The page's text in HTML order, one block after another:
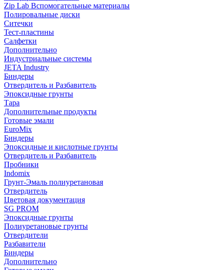
Zip Lab Вспомогательные материалы
Полировальные диски
Ситечки
Тест-пластины
Салфетки
Дополнительно
Индустриальные системы
JETA Industry
Биндеры
Отвердитель и Разбавитель
Эпоксидные грунты
Тара
Дополнительные продукты
Готовые эмали
EuroMix
Биндеры
Эпоксидные и кислотные грунты
Отвердитель и Разбавитель
Пробники
Indomix
Грунт-Эмаль полиуретановая
Отвердитель
Цветовая документация
SG PROM
Эпоксидные грунты
Полиуретановые грунты
Отвердители
Разбавители
Биндеры
Дополнительно